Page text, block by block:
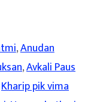
,Anudan
,Avkali Paus
Kharip pik vima